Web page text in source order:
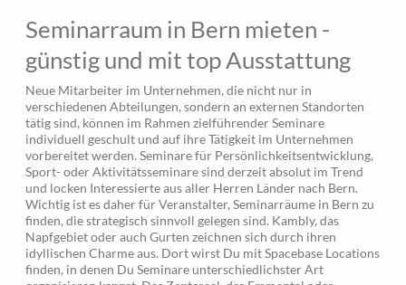
Seminarraum in Bern mieten -
günstig und mit top Ausstattung
Neue Mitarbeiter im Unternehmen, die nicht nur in
verschiedenen Abteilungen, sondern an externen Standorten
tätig sind, können im Rahmen zielführender Seminare
individuell geschult und auf ihre Tätigkeit im Unternehmen
vorbereitet werden. Seminare für Persönlichkeitsentwicklung,
Sport- oder Aktivitätsseminare sind derzeit absolut im Trend
und locken Interessierte aus aller Herren Länder nach Bern.
Wichtig ist es daher für Veranstalter, Seminarräume in Bern zu
finden, die strategisch sinnvoll gelegen sind. Kambly, das
Napfgebiet oder auch Gurten zeichnen sich durch ihren
idyllischen Charme aus. Dort wirst Du mit Spacebase Locations
finden, in denen Du Seminare unterschiedlichster Art